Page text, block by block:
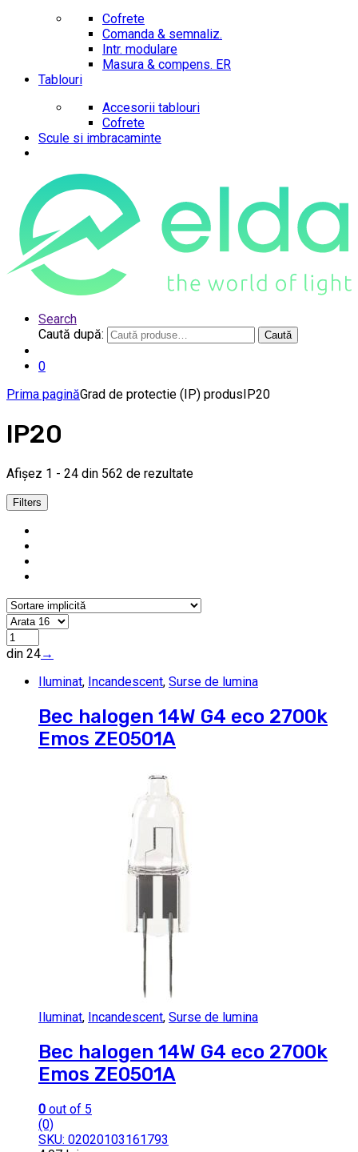
Cofrete
Comanda & semnaliz.
Intr. modulare
Masura & compens. ER
Tablouri
Accesorii tablouri
Cofrete
Scule si imbracaminte
Search
Caută după:
Caută
0
Prima paginăGrad de protectie (IP) produsIP20
IP20
Afișez 1 - 24 din 562 de rezultate
Filters
din 24→
Iluminat, Incandescent, Surse de lumina
Bec halogen 14W G4 eco 2700k
Emos ZE0501A
Iluminat, Incandescent, Surse de lumina
Bec halogen 14W G4 eco 2700k
Emos ZE0501A
0 out of 5
(0)
SKU: 02020103161793